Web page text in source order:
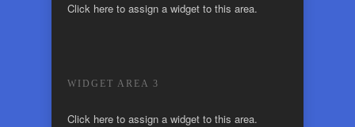
Click here to assign a widget to this area.
WIDGET AREA 3
Click here to assign a widget to this area.